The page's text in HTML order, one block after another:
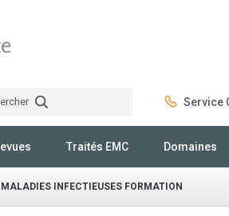
Service
Traités EMC Domaines
MALADIES INFECTIEUSES FORMATION